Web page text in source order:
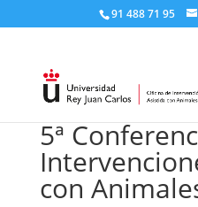
91 488 71 95​
5ª
con